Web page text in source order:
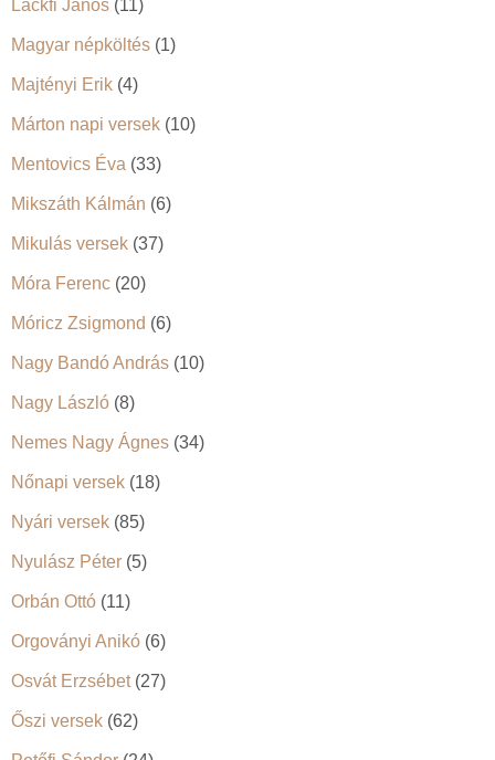
Lackfi János (11)
Magyar népköltés (1)
Majtényi Erik (4)
Márton napi versek (10)
Mentovics Éva (33)
Mikszáth Kálmán (6)
Mikulás versek (37)
Móra Ferenc (20)
Móricz Zsigmond (6)
Nagy Bandó András (10)
Nagy László (8)
Nemes Nagy Ágnes (34)
Nőnapi versek (18)
Nyári versek (85)
Nyulász Péter (5)
Orbán Ottó (11)
Orgoványi Anikó (6)
Osvát Erzsébet(27)
Őszi versek (62)